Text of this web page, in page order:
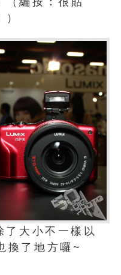
大小不一樣以
換了地方囉~